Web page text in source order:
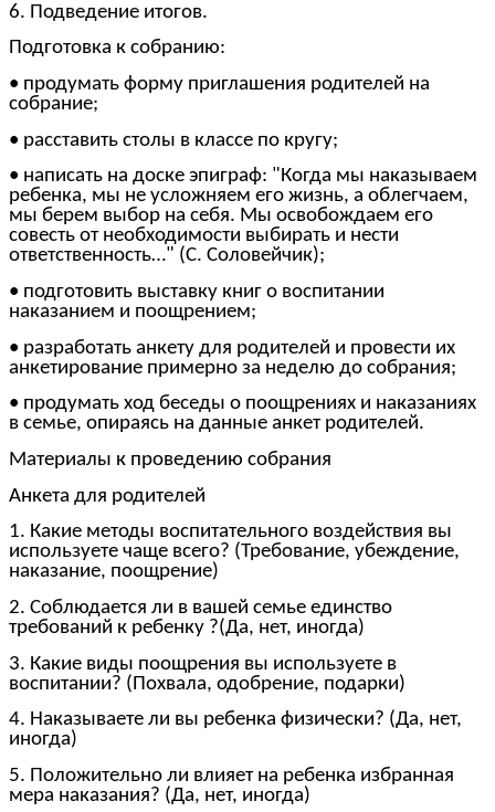
6. Подведение итогов.
Подготовка к собранию:
• продумать форму приглашения родителей на
собрание;
• расставить столы в классе по кругу;
• написать на доске эпиграф: "Когда мы наказываем
ребенка, мы не усложняем его жизнь, а облегчаем,
мы берем выбор на себя. Мы освобождаем его
совесть от необходимости выбирать и нести
ответственность…" (С. Соловейчик);
• подготовить выставку книг о воспитании
наказанием и поощрением;
• разработать анкету для родителей и провести их
анкетирование примерно за неделю до собрания;
• продумать ход беседы о поощрениях и наказаниях
в семье, опираясь на данные анкет родителей.
Материалы к проведению собрания
Анкета для родителей
1. Какие методы воспитательного воздействия вы
используете чаще всего? (Требование, убеждение,
наказание, поощрение)
2. Соблюдается ли в вашей семье единство
требований к ребенку ?(Да, нет, иногда)
3. Какие виды поощрения вы используете в
воспитании? (Похвала, одобрение, подарки)
4. Наказываете ли вы ребенка физически? (Да, нет,
иногда)
5. Положительно ли влияет на ребенка избранная
мера наказания? (Да, нет, иногда)